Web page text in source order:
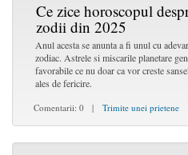
Ce zice horoscopul
zodii din 2025
Anul acesta se anunta a fi unul cu
zodiac. Astrele si miscarile planetare
favorabile ce nu doar ca vor creste
ales de fericire.
Comentarii: 0 | Trimite unei prietene